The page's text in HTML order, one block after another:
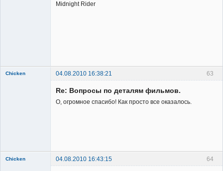
Midnight Rider
63
Chicken
04.08.2010 16:38:21
Re: Вопросы по деталям фильмов.
О, огромное спасибо! Как просто все оказалось.
64
Chicken
04.08.2010 16:43:15